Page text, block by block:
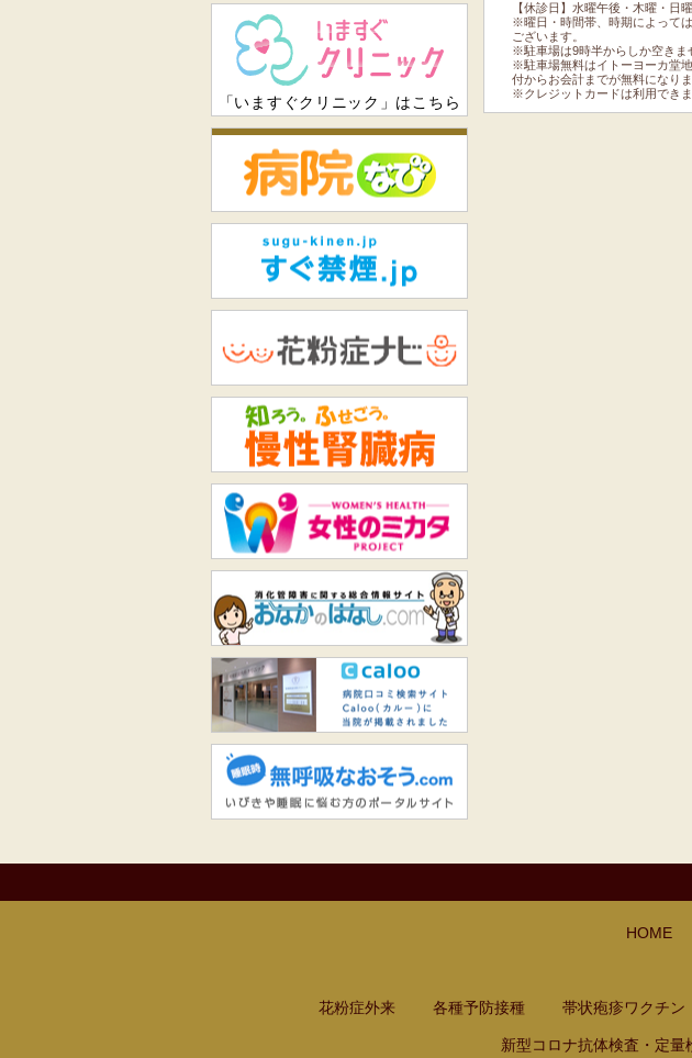
【休診日】水曜午後・木曜・日
※曜日・時間帯、時期によって
ございます。
※駐車場は9時半からしか空きま
※駐車場無料はイトーヨーカ堂
付からお会計までが無料になりま
※クレジットカードは利用でき
「いますぐクリニック」はこちら
HOME
花粉症外来 各種予防接種 帯状疱疹ワクチン
新型コロナ抗体検査・定量